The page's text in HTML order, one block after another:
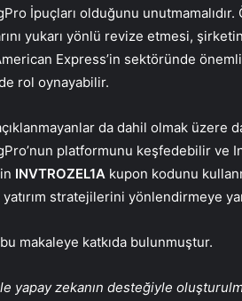
İpuçları olduğunu
yukarı yönlü revize etmesi,
Express’in sektöründe
rol oynayabilir.
da dahil olmak üzere
platformunu keşfedebilir ve
INVTROZEL1A kupon kodunu
stratejilerini yönlendirmeye
makaleye katkıda bulunmuştur.
yapay zekanın desteğiyle